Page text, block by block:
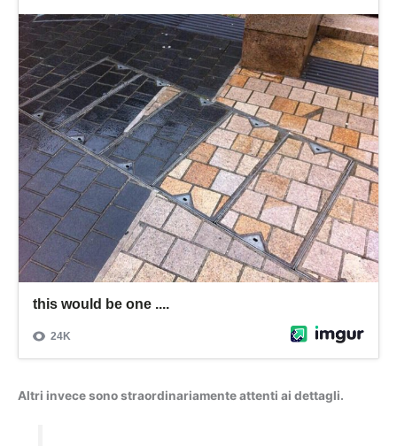
Altri invece sono straordinariamente attenti ai dettagli.